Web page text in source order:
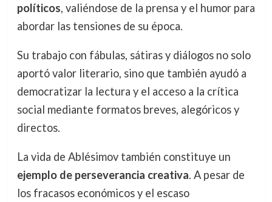
políticos, valiéndose de la prensa y el humor para
abordar las tensiones de su época.
Su trabajo con fábulas, sátiras y diálogos no solo
aportó valor literario, sino que también ayudó a
democratizar la lectura y el acceso a la crítica
social mediante formatos breves, alegóricos y
directos.
La vida de Ablésimov también constituye un
ejemplo de perseverancia creativa. A pesar de
los fracasos económicos y el escaso